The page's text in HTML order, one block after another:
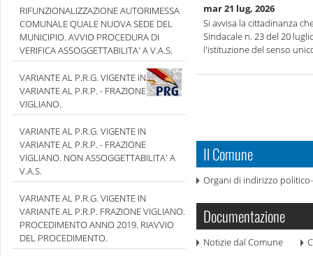
RIFUNZIONALIZZAZIONE AUTORIMESSA
COMUNALE QUALE NUOVA SEDE DEL
MUNICIPIO. AVVIO PROCEDURA DI
VERIFICA ASSOGGETTABILITA' A V.A.S.
VARIANTE AL P.R.G. VIGENTE IN
VARIANTE AL P.R.P. - FRAZIONE
VIGLIANO.
VARIANTE AL P.R.G. VIGENTE IN
VARIANTE AL P.R.P. - FRAZIONE
VIGLIANO. NON ASSOGGETTABILITA' A
V.A.S.
VARIANTE AL P.R.G. VIGENTE IN
VARIANTE AL P.R.P. FRAZIONE VIGLIANO.
PROCEDIMENTO ANNO 2019. RIAVVIO
DEL PROCEDIMENTO.
mar 21 lug, 2026
Si avvisa la cittadinanza
Sindacale n. 23 del 20
l'istituzione del senso
Il Comune
Organi di indirizzo
Documentazione
Notizie dal Comune